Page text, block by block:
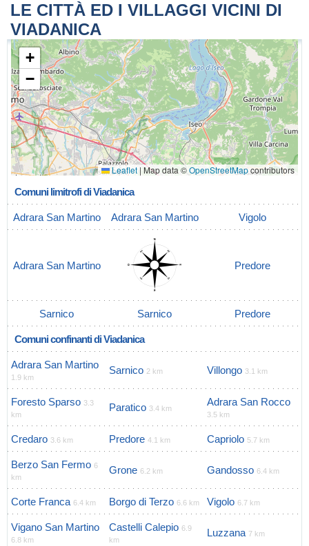
LE CITTÀ ED I VILLAGGI VICINI DI
VIADANICA
+
−
Leaflet | Map data ©OpenStreetMapcontributors
Comuni limitrofi di Viadanica
Adrara San Martino Adrara San Martino Vigolo
Adrara San Martino Predore
Sarnico Sarnico Predore
Comuni confinanti di Viadanica
Adrara San Martino
1.9 km
Sarnico 2 km Villongo 3.1 km
Foresto Sparso 3.3
km
Paratico 3.4 km
Adrara San Rocco
3.5 km
Credaro 3.6 km Predore 4.1 km Capriolo 5.7 km
Berzo San Fermo 6
km
Grone 6.2 km Gandosso 6.4 km
Corte Franca 6.4 km Borgo di Terzo 6.6 km Vigolo 6.7 km
Vigano San Martino
6.8 km
Castelli Calepio 6.9
km
Luzzana 7 km